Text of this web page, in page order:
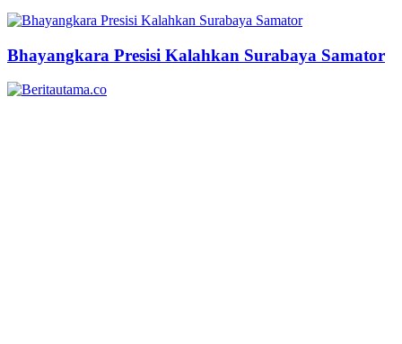
Bhayangkara Presisi Kalahkan Surabaya Samator